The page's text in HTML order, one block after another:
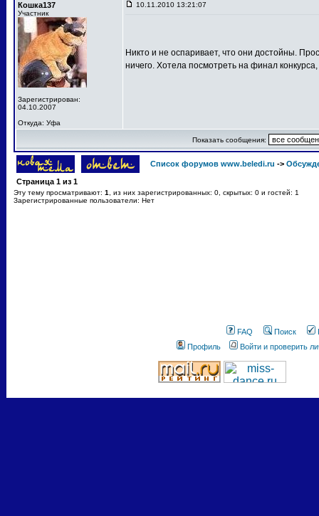
Кошка137
Участник
Зарегистрирован:
04.10.2007
Откуда: Уфа
10.11.2010 13:21:07
Никто и не оспаривает, что они достойны.
ничего. Хотела посмотреть на финал
Показать сообщения:
Список форумов www.beledi.ru ->
Страница 1 из 1
Эту тему просматривают: 1
, из них зарегистрированных: 0, скрытых: 0 и гостей: 1
Зарегистрированные пользователи: Нет
FAQ Поиск
Профиль
Войти и проверить